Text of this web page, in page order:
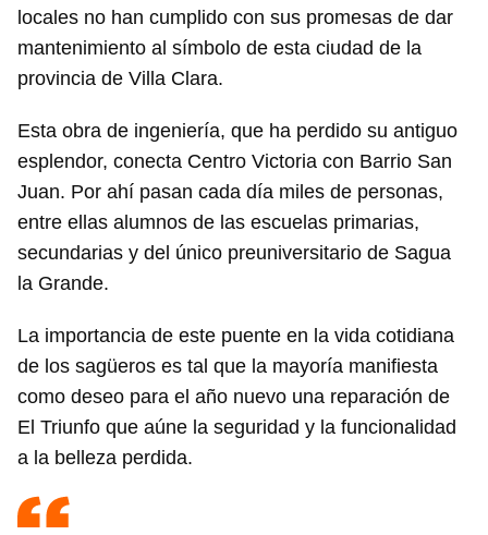
locales no han cumplido con sus promesas de dar
mantenimiento al símbolo de esta ciudad de la
provincia de Villa Clara.
Esta obra de ingeniería, que ha perdido su antiguo
esplendor, conecta Centro Victoria con Barrio San
Juan. Por ahí pasan cada día miles de personas,
entre ellas alumnos de las escuelas primarias,
secundarias y del único preuniversitario de Sagua
la Grande.
La importancia de este puente en la vida cotidiana
de los sagüeros es tal que la mayoría manifiesta
como deseo para el año nuevo una reparación de
El Triunfo que aúne la seguridad y la funcionalidad
a la belleza perdida.